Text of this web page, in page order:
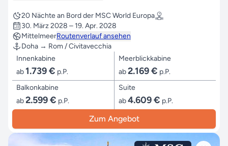
20 Nächte an Bord der MSC World Europa
30. März 2028 – 19. Apr. 2028
MittelmeerRoutenverlauf ansehen
Doha → Rom / Civitavecchia
Innenkabine
ab1.739 € p.P.
Meerblickkabine
ab2.169 € p.P.
Balkonkabine
ab2.599 € p.P.
Suite
ab4.609 € p.P.
Zum Angebot